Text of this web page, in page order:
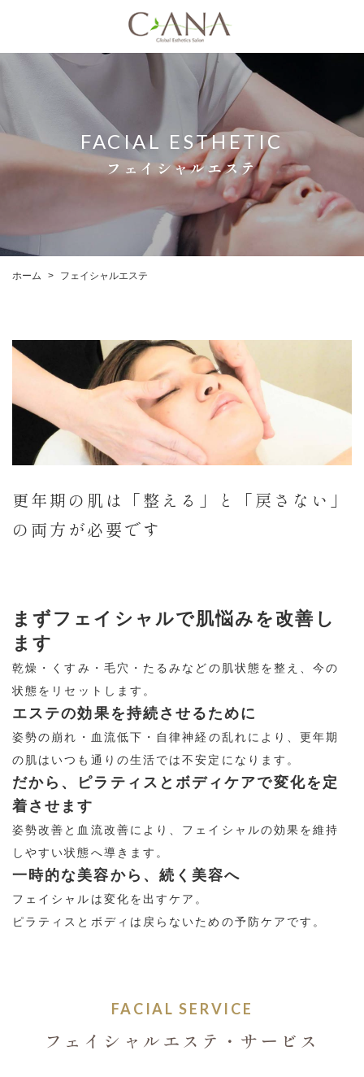
FACIAL ESTHETIC
フェイシャルエステ
ホーム > フェイシャルエステ
更年期の肌は「整える」と「戻さない」
の両方が必要です
まずフェイシャルで肌悩みを改善し
ます
乾燥・くすみ・毛穴・たるみなどの肌状態を整え、今の
状態をリセットします。
エステの効果を持続させるために
姿勢の崩れ・血流低下・自律神経の乱れにより、更年期
の肌はいつも通りの生活では不安定になります。
だから、ピラティスとボディケアで変化を定
着させます
姿勢改善と血流改善により、フェイシャルの効果を維持
しやすい状態へ導きます。
一時的な美容から、続く美容へ
フェイシャルは変化を出すケア。
ピラティスとボディは戻らないための予防ケアです。
FACIAL SERVICE
フェイシャルエステ・サービス